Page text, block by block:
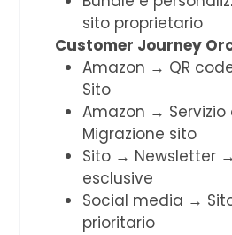
sito proprietario
Customer Journey
Amazon → QR
Sito
Amazon →
Migrazione sito
Sito → Newsletter
esclusive
Social media →
prioritario